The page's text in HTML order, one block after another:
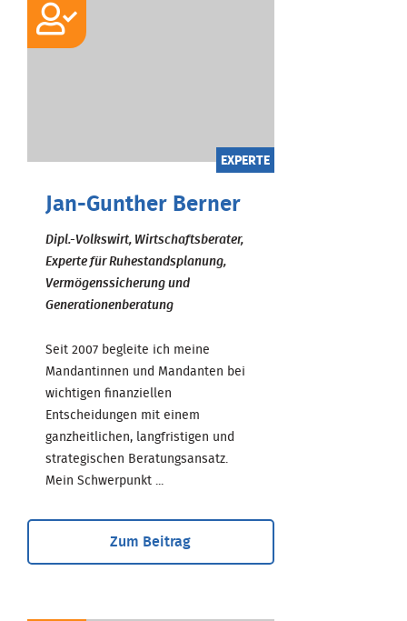
EXPERTE
Jan-Gunther Berner
Dipl.-Volkswirt, Wirtschaftsberater,
Experte für Ruhestandsplanung,
Vermögenssicherung und
Generationenberatung
Seit 2007 begleite ich meine
Mandantinnen und Mandanten bei
wichtigen finanziellen
Entscheidungen mit einem
ganzheitlichen, langfristigen und
strategischen Beratungsansatz.
Mein Schwerpunkt ...
Zum Beitrag